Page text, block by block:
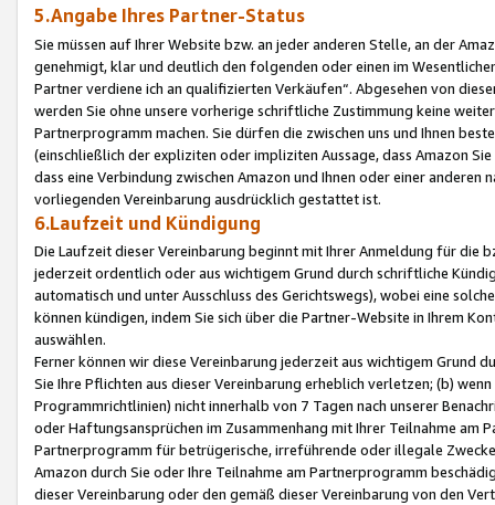
5.Angabe Ihres Partner-Status
Sie müssen auf Ihrer Website bzw. an jeder anderen Stelle, an der
genehmigt, klar und deutlich den folgenden oder einen im
Partner verdiene ich an qualifizierten Verkäufen“. Abgesehen von
werden Sie ohne unsere vorherige schriftliche Zustimmung keine
Partnerprogramm machen. Sie dürfen die zwischen uns und Ihnen
(einschließlich der expliziten oder impliziten Aussage, dass Amazon
dass eine Verbindung zwischen Amazon und Ihnen oder einer
vorliegenden Vereinbarung ausdrücklich gestattet ist.
6.Laufzeit und Kündigung
Die Laufzeit dieser Vereinbarung beginnt mit Ihrer Anmeldung für die
jederzeit ordentlich oder aus wichtigem Grund durch schriftliche
automatisch und unter Ausschluss des Gerichtswegs), wobei eine
können kündigen, indem Sie sich über die Partner-Website in Ihrem
auswählen.
Ferner können wir diese Vereinbarung jederzeit aus wichtigem Grund
Sie Ihre Pflichten aus dieser Vereinbarung erheblich verletzen; (b)
Programmrichtlinien) nicht innerhalb von 7 Tagen nach unserer
oder Haftungsansprüchen im Zusammenhang mit Ihrer Teilnahme am
Partnerprogramm für betrügerische, irreführende oder illegale
Amazon durch Sie oder Ihre Teilnahme am Partnerprogramm
dieser Vereinbarung oder den gemäß dieser Vereinbarung von den